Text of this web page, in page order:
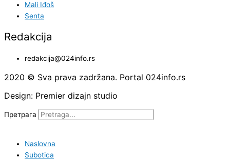
Mali Iđoš
Senta
Redakcija
redakcija@024info.rs
2020 © Sva prava zadržana. Portal 024info.rs
Design: Premier dizajn studio
Претрага
Naslovna
Subotica